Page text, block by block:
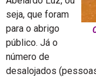
seja, que foram
para o abrigo
público. Já o
número de
desalojados